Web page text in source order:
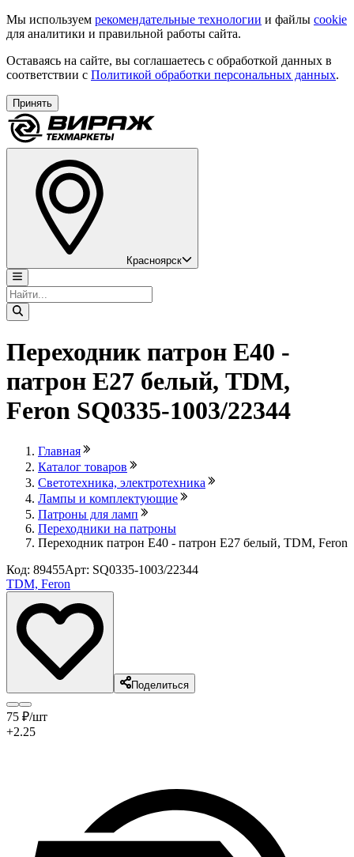
Мы используем рекомендательные технологии и файлы cookie
для аналитики и правильной работы сайта.
Оставаясь на сайте, вы соглашаетесь с обработкой данных в
соответствии с Политикой обработки персональных данных.
Принять
Красноярск
Переходник патрон Е40 -
патрон Е27 белый, TDM,
Feron SQ0335-1003/22344
Главная
Каталог товаров
Светотехника, электротехника
Лампы и комплектующие
Патроны для ламп
Переходники на патроны
Переходник патрон Е40 - патрон Е27 белый, TDM, Feron
Код: 89455Арт: SQ0335-1003/22344
TDM, Feron
Поделиться
75 ₽/шт
+2.25